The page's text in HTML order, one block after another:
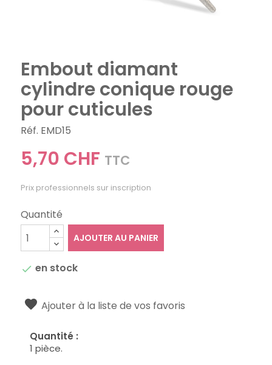
Embout diamant
cylindre conique rouge
pour cuticules
Réf. EMD15
5,70 CHF TTC
Prix professionnels sur inscription
Quantité
AJOUTER AU PANIER
 en stock
Ajouter à la liste de vos favoris
Quantité :
1 pièce.